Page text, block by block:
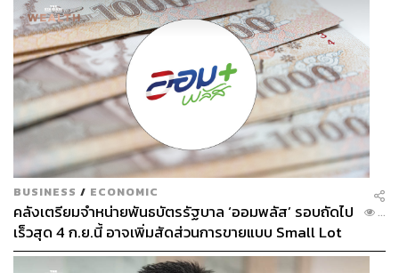
BUSINESS / ECONOMIC
คลังเตรียมจำหน่ายพันธบัตรรัฐบาล ‘ออมพลัส’ รอบถัดไป
เร็วสุด 4 ก.ย.นี้ อาจเพิ่มสัดส่วนการขายแบบ Small Lot
First มากขึ้น
...